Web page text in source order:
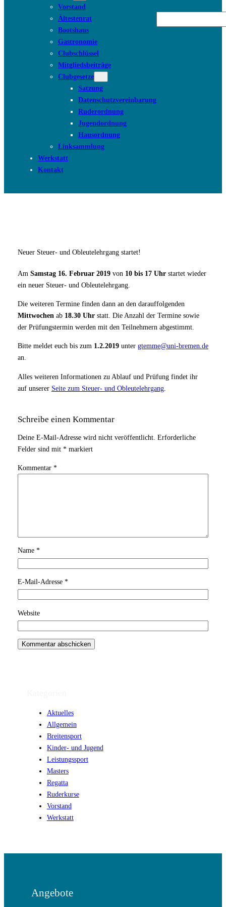
Vorstand
Ältestenrat
Bootshaus
Gastronomie
Clubschlüssel
Mitgliedsbeiträge
Clubgesetze
Satzung
Datenschutzvereinbarung
Ruderordnung
Jugendordnung
Hausordnung
Linksammlung
Werkstatt
Kontakt
Neuer Steuer- und Obleutelehrgang startet!
Am Samstag 16. Februar 2019 von 10 bis 17 Uhr startet wieder
ein neuer Steuer- und Obleutelehrgang.
Die weiteren Termine finden dann an den darauffolgenden
Mittwochenab 18.30 Uhr statt. Die Anzahl der Termine sowie
der Prüfungstermin werden mit den Teilnehmern abgestimmt.
Bitte meldet euch bis zum1.2.2019unter gtemme@uni-bremen.de
an.
Alles weiteren Informationen zu Ablauf und Prüfung findet ihr
auf unserer Seite zum Steuer- und Obleutelehrgang.
Schreibe einen Kommentar
Deine E-Mail-Adresse wird nicht veröffentlicht. Erforderliche
Felder sind mit *markiert
Kommentar *
Name *
E-Mail-Adresse *
Website
Aktuelles
Allgemein
Breitensport
Kinder- und Jugend
Leistungssport
Masters
Regatta
Ruderkurse
Vorstand
Werkstatt
Angebote